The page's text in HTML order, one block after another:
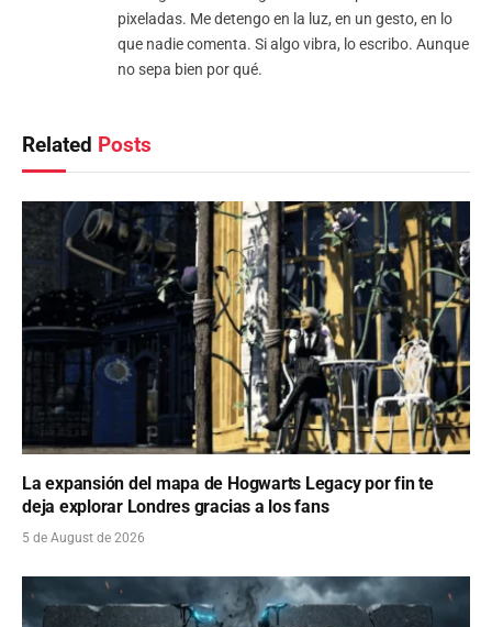
pixeladas. Me detengo en la luz, en un gesto, en lo
que nadie comenta. Si algo vibra, lo escribo. Aunque
no sepa bien por qué.
Related Posts
La expansión del mapa de Hogwarts Legacy por fin te
deja explorar Londres gracias a los fans
5 de August de 2026